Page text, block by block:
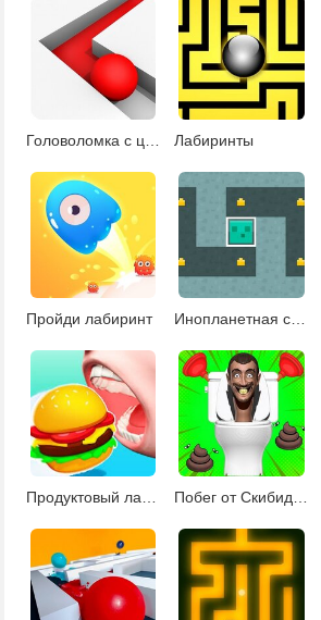
Головоломка с цветным лабиринтом 2 Лабиринты
Пройди лабиринт Инопланетная слизь
Продуктовый лабиринт Побег от Скибиди туалета